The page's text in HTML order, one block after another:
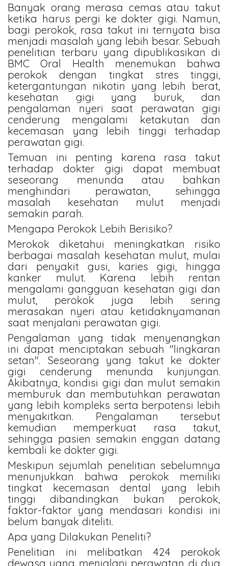
Banyak orang merasa cemas atau takut
ketika harus pergi ke dokter gigi. Namun,
bagi perokok, rasa takut ini ternyata bisa
menjadi masalah yang lebih besar. Sebuah
penelitian terbaru yang dipublikasikan di
BMC Oral Health menemukan bahwa
perokok dengan tingkat stres tinggi,
ketergantungan nikotin yang lebih berat,
kesehatan gigi yang buruk, dan
pengalaman nyeri saat perawatan gigi
cenderung mengalami ketakutan dan
kecemasan yang lebih tinggi terhadap
perawatan gigi.
Temuan ini penting karena rasa takut
terhadap dokter gigi dapat membuat
seseorang menunda atau bahkan
menghindari perawatan, sehingga
masalah kesehatan mulut menjadi
semakin parah.
Mengapa Perokok Lebih Berisiko?
Merokok diketahui meningkatkan risiko
berbagai masalah kesehatan mulut, mulai
dari penyakit gusi, karies gigi, hingga
kanker mulut. Karena lebih rentan
mengalami gangguan kesehatan gigi dan
mulut, perokok juga lebih sering
merasakan nyeri atau ketidaknyamanan
saat menjalani perawatan gigi.
Pengalaman yang tidak menyenangkan
ini dapat menciptakan sebuah "lingkaran
setan". Seseorang yang takut ke dokter
gigi cenderung menunda kunjungan.
Akibatnya, kondisi gigi dan mulut semakin
memburuk dan membutuhkan perawatan
yang lebih kompleks serta berpotensi lebih
menyakitkan. Pengalaman tersebut
kemudian memperkuat rasa takut,
sehingga pasien semakin enggan datang
kembali ke dokter gigi.
Meskipun sejumlah penelitian sebelumnya
menunjukkan bahwa perokok memiliki
tingkat kecemasan dental yang lebih
tinggi dibandingkan bukan perokok,
faktor-faktor yang mendasari kondisi ini
belum banyak diteliti.
Apa yang Dilakukan Peneliti?
Penelitian ini melibatkan 424 perokok
dewasa yang menjalani perawatan di dua